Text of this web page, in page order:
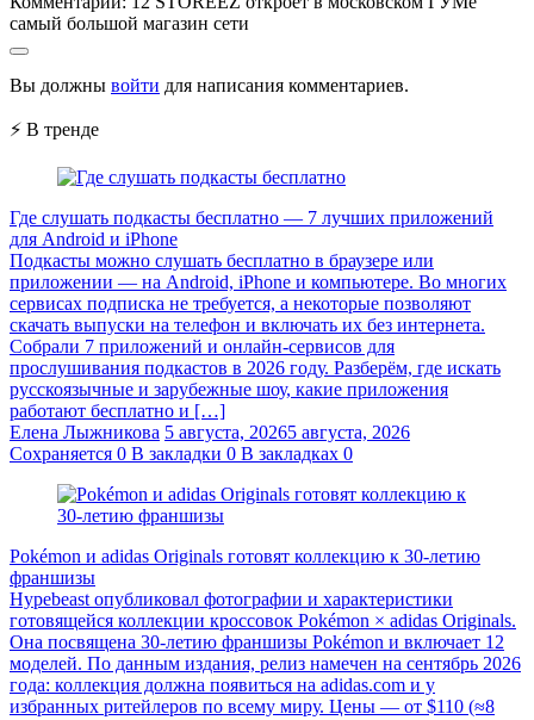
самый большой магазин сети
Вы должны войти для написания комментариев.
⚡ В тренде
Где слушать подкасты бесплатно — 7 лучших приложений
для Android и iPhone
Подкасты можно слушать бесплатно в браузере или
приложении — на Android, iPhone и компьютере. Во многих
сервисах подписка не требуется, а некоторые позволяют
скачать выпуски на телефон и включать их без интернета.
Собрали 7 приложений и онлайн-сервисов для
прослушивания подкастов в 2026 году. Разберём, где искать
русскоязычные и зарубежные шоу, какие приложения
работают бесплатно и […]
Елена Лыжникова 5 августа, 20265 августа, 2026
Сохраняется 0 В закладки 0 В закладках 0
Pokémon и adidas Originals готовят коллекцию к 30-летию
франшизы
Hypebeast опубликовал фотографии и характеристики
готовящейся коллекции кроссовок Pokémon × adidas Originals.
Она посвящена 30-летию франшизы Pokémon и включает 12
моделей. По данным издания, релиз намечен на сентябрь 2026
года: коллекция должна появиться на adidas.com и у
избранных ритейлеров по всему миру. Цены — от $110 (≈8